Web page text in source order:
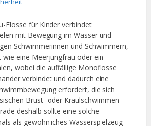
Flosse für Kinder verbindet
mit Bewegung im Wasser und
Schwimmerinnen und Schwimmern,
wie eine Meerjungfrau oder ein
wobei die auffällige Monoflosse
verbindet und dadurch eine
erfordert, die sich
Brust- oder Kraulschwimmen
deshalb sollte eine solche
als gewöhnliches Wasserspielzeug